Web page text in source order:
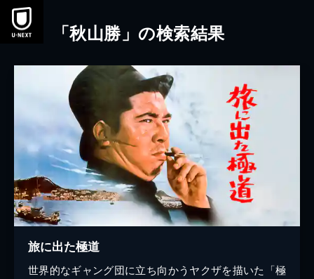
本文へスキップ
「秋山勝」の検索結果
旅に出た極道
世界的なギャング団に立ち向かうヤクザを描いた「極